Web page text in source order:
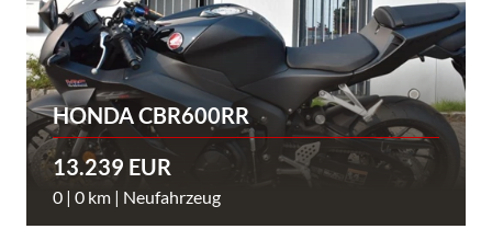
HONDA CBR600RR
13.239 EUR
0 | 0 km | Neufahrzeug